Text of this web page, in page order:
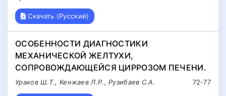
Скачать (Русский)
ОСОБЕННОСТИ ДИАГНОСТИКИ
МЕХАНИЧЕСКОЙ ЖЕЛТУХИ,
СОПРОВОЖДАЮЩЕЙСЯ ЦИРРОЗОМ ПЕЧЕНИ.
72-77
Ураков Ш.Т., Кенжаев Л.Р., Рузибаев С.А.